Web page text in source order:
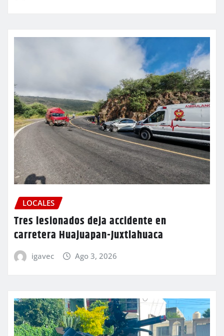
LOCALES
Tres lesionados deja accidente en
carretera Huajuapan-Juxtlahuaca
igavec Ago 3, 2026